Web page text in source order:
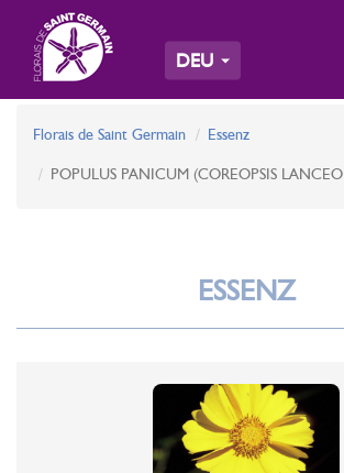
DEU
Florais de Saint Germain Essenz
POPULUS PANICUM (COREOPSIS
ESSENZ